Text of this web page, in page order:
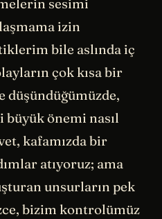
sesimi
izin
bile aslında iç
çok kısa bir
düşündüğümüzde,
büyük önemi nasıl
kafamızda bir
atıyoruz; ama
unsurların pek
bizim kontrolümüz